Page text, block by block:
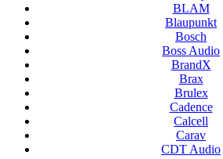
BLAM
Blaupunkt
Bosch
Boss Audio
BrandX
Brax
Brulex
Cadence
Calcell
Carav
CDT Audio